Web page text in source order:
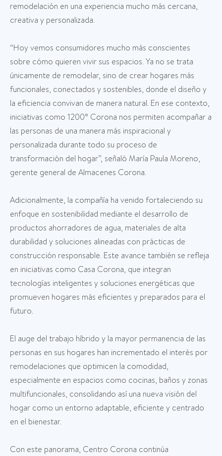
remodelación en una experiencia mucho más cercana,
creativa y personalizada.
“Hoy vemos consumidores mucho más conscientes
sobre cómo quieren vivir sus espacios. Ya no se trata
únicamente de remodelar, sino de crear hogares más
funcionales, conectados y sostenibles, donde el diseño y
la eficiencia convivan de manera natural. En ese contexto,
iniciativas como 1200° Corona nos permiten acompañar a
las personas de una manera más inspiracional y
personalizada durante todo su proceso de
transformación del hogar”, señaló María Paula Moreno,
gerente general de Almacenes Corona.
Adicionalmente, la compañía ha venido fortaleciendo su
enfoque en sostenibilidad mediante el desarrollo de
productos ahorradores de agua, materiales de alta
durabilidad y soluciones alineadas con prácticas de
construcción responsable. Este avance también se refleja
en iniciativas como Casa Corona, que integran
tecnologías inteligentes y soluciones energéticas que
promueven hogares más eficientes y preparados para el
futuro.
El auge del trabajo híbrido y la mayor permanencia de las
personas en sus hogares han incrementado el interés por
remodelaciones que optimicen la comodidad,
especialmente en espacios como cocinas, baños y zonas
multifuncionales, consolidando así una nueva visión del
hogar como un entorno adaptable, eficiente y centrado
en el bienestar.
Con este panorama, Centro Corona continúa